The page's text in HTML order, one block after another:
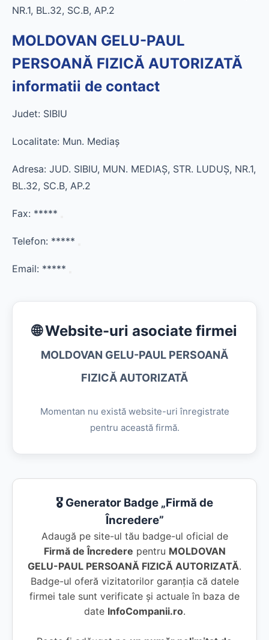
NR.1, BL.32, SC.B, AP.2
MOLDOVAN GELU-PAUL
PERSOANĂ FIZICĂ AUTORIZATĂ
informatii de contact
Judet: SIBIU
Localitate: Mun. Mediaş
Adresa: JUD. SIBIU, MUN. MEDIAŞ, STR. LUDUŞ, NR.1,
BL.32, SC.B, AP.2
Fax: *****
Telefon: *****
Email: *****
🌐 Website-uri asociate firmei
MOLDOVAN GELU-PAUL PERSOANĂ
FIZICĂ AUTORIZATĂ
Momentan nu există website-uri înregistrate
pentru această firmă.
🎖️ Generator Badge „Firmă de
Încredere”
Adaugă pe site-ul tău badge-ul oficial de
Firmă de Încredere pentru MOLDOVAN
GELU-PAUL PERSOANĂ FIZICĂ AUTORIZATĂ.
Badge-ul oferă vizitatorilor garanția că datele
firmei tale sunt verificate și actuale în baza de
date InfoCompanii.ro.